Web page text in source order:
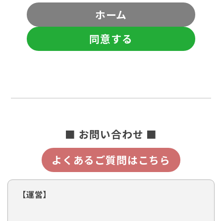
ホーム
同意する
■ お問い合わせ ■
よくあるご質問はこちら
【運営】